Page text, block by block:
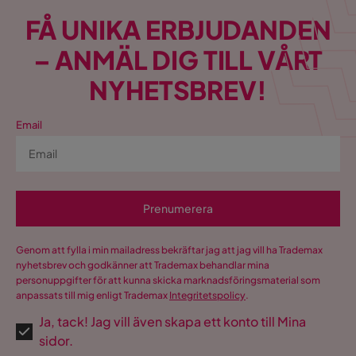
möjlighet att både grilla, röka och baka med samma
Sammanfattning
grillentusiaster. Den kombinerar elegant design med
är en grill som inte bara ser imponerande ut utan också
FÅ UNIKA ERBJUDANDEN
– ANMÄL DIG TILL VÅRT
NYHETSBREV!
Email
Prenumerera
Genom att fylla i min mailadress bekräftar jag att jag vill ha Trademax
nyhetsbrev och godkänner att Trademax behandlar mina
personuppgifter för att kunna skicka marknadsföringsmaterial som
anpassats till mig enligt Trademax Integritetspolicy.
Ja, tack! Jag vill även skapa ett konto till Mina
sidor.